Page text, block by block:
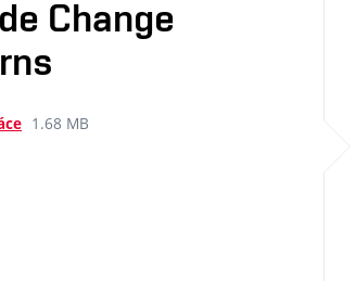
Change
1.68 MB